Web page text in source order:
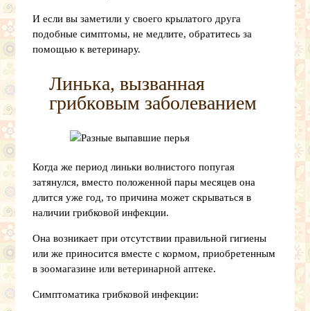
И если вы заметили у своего крылатого друга
подобные симптомы, не медлите, обратитесь за
помощью к ветеринару.
Линька, вызванная
грибковым заболеванием
Когда же период линьки волнистого попугая
затянулся, вместо положенной пары месяцев она
длится уже год, то причина может скрываться в
наличии грибковой инфекции.
Она возникает при отсутствии правильной гигиены
или же приносится вместе с кормом, приобретенным
в зоомагазине или ветеринарной аптеке.
Симптоматика грибковой инфекции: